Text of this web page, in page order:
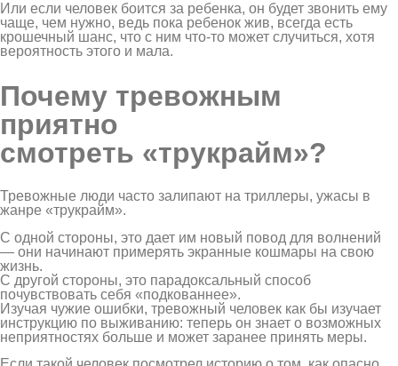
Или если человек боится за ребенка, он будет звонить ему
чаще, чем нужно, ведь пока ребенок жив, всегда есть
крошечный шанс, что с ним что-то может случиться, хотя
вероятность этого и мала.
Почему тревожным
приятно
смотреть «трукрайм»?
Тревожные люди часто залипают на триллеры, ужасы в
жанре «трукрайм».
С одной стороны, это дает им новый повод для волнений
— они начинают примерять экранные кошмары на свою
жизнь.
С другой стороны, это парадоксальный способ
почувствовать себя «подкованнее».
Изучая чужие ошибки, тревожный человек как бы изучает
инструкцию по выживанию: теперь он знает о возможных
неприятностях больше и может заранее принять меры.